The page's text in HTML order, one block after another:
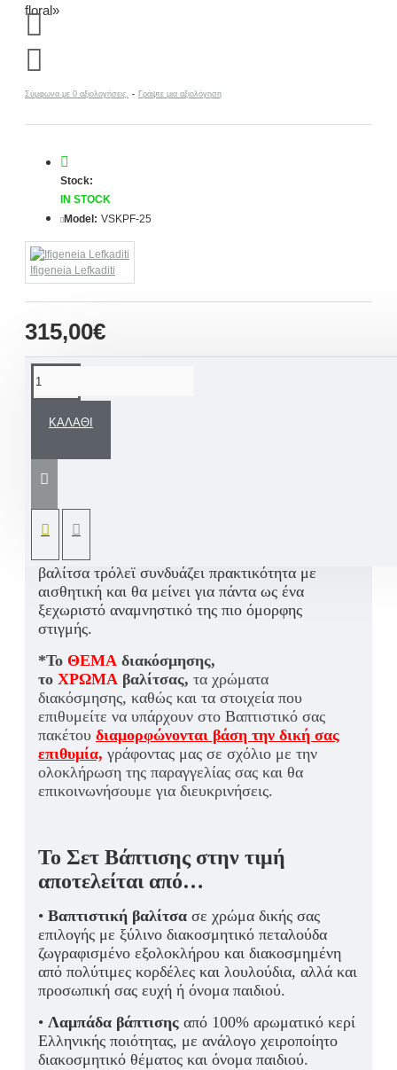
Σύμφωνα με 0 αξιολογήσεις. - Γράψτε μια αξιολόγηση
315,00€
Stock:
IN STOCK
Model: VSKPF-25
Ifigeneia Lefkaditi
ΚΑΛΆΘΙ
για κοριτσάκι. Το σετ ξεχωρίζει για τις ξύλινες
ανάγλυφες πεταλούδες, χειροποίητα
λουλούδια και ρομαντικές floral
βαλίτσα τρόλεϊ συνδυάζει πρακτικότητα με
αισθητική και θα μείνει για πάντα ως ένα
ξεχωριστό αναμνηστικό της πιο όμορφης
στιγμής.
*To ΘΕΜΑ διακόσμησης,
το ΧΡΩΜΑ βαλίτσας, τα χρώματα
διακόσμησης, καθώς και τα στοιχεία που
επιθυμείτε να υπάρχουν στο Βαπτιστικό σας
πακέτου διαμορφώνονται βάση την δική σας
επιθυμία, γράφοντας μας σε σχόλιο με την
ολοκλήρωση της παραγγελίας σας και θα
επικοινωνήσουμε για διευκρινήσεις.
Το Σετ Βάπτισης στην τιμή
αποτελείται από…
• Βαπτιστική βαλίτσα σε χρώμα δικής σας
επιλογής με ξύλινο διακοσμητικό πεταλούδα
ζωγραφισμένο εξολοκλήρου και διακοσμημένη
από πολύτιμες κορδέλες και λουλούδια, αλλά και
προσωπική σας ευχή ή όνομα παιδιού.
• Λαμπάδα βάπτισης από 100% αρωματικό κερί
Ελληνικής ποιότητας, με ανάλογο χειροποίητο
διακοσμητικό θέματος και όνομα παιδιού.